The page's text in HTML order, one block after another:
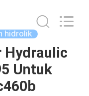
hidrolik
Hydraulic
Untuk